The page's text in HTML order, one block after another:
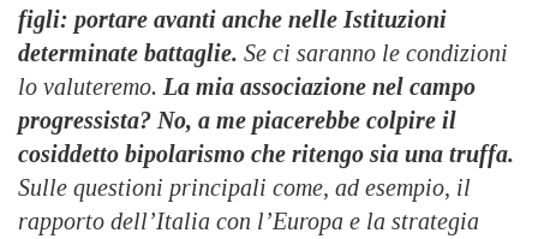
figli: portare avanti anche nelle Istituzioni
determinate battaglie. Se ci saranno le condizioni
lo valuteremo. La mia associazione nel campo
progressista? No, a me piacerebbe colpire il
cosiddetto bipolarismo che ritengo sia una truffa.
Sulle questioni principali come, ad esempio, il
rapporto dell’Italia con l’Europa e la strategia